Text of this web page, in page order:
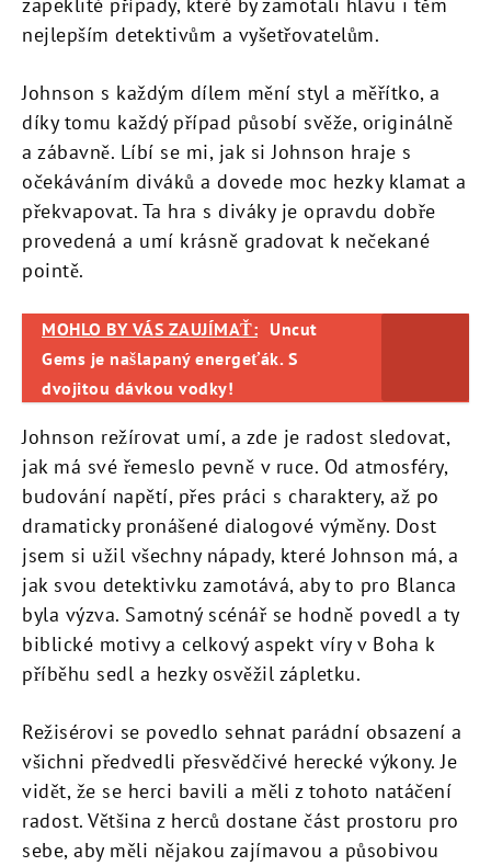
zapeklité případy, které by zamotali hlavu i těm
nejlepším detektivům a vyšetřovatelům.
Johnson s každým dílem mění styl a měřítko, a
díky tomu každý případ působí svěže, originálně
a zábavně. Líbí se mi, jak si Johnson hraje s
očekáváním diváků a dovede moc hezky klamat a
překvapovat. Ta hra s diváky je opravdu dobře
provedená a umí krásně gradovat k nečekané
pointě.
MOHLO BY VÁS ZAUJÍMAŤ: Uncut
Gems je našlapaný energeťák. S
dvojitou dávkou vodky!
Johnson režírovat umí, a zde je radost sledovat,
jak má své řemeslo pevně v ruce. Od atmosféry,
budování napětí, přes práci s charaktery, až po
dramaticky pronášené dialogové výměny. Dost
jsem si užil všechny nápady, které Johnson má, a
jak svou detektivku zamotává, aby to pro Blanca
byla výzva. Samotný scénář se hodně povedl a ty
biblické motivy a celkový aspekt víry v Boha k
příběhu sedl a hezky osvěžil zápletku.
Režisérovi se povedlo sehnat parádní obsazení a
všichni předvedli přesvědčivé herecké výkony. Je
vidět, že se herci bavili a měli z tohoto natáčení
radost. Většina z herců dostane část prostoru pro
sebe, aby měli nějakou zajímavou a působivou